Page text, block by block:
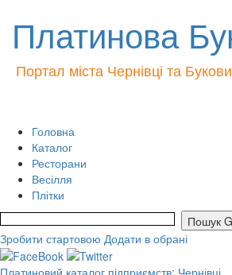
Платинова
Портал міста Чернівці та
Головна
Каталог
Ресторани
Весілля
Плітки
Зробити стартовою Додати в обрані